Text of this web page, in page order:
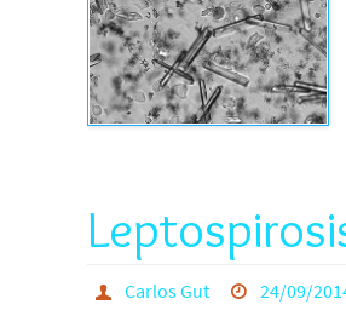
Carlos Gut 24/09/